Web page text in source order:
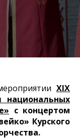
XIX
национальных
с концертом
Курского